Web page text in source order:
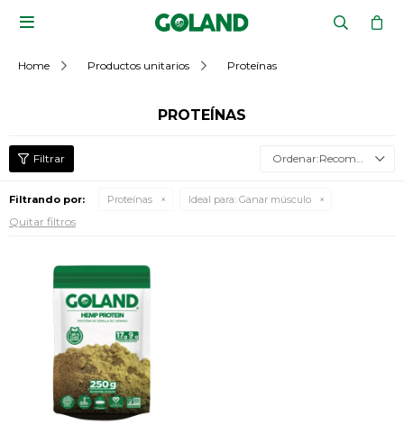

Home Productos unitarios Proteínas
PROTEÍNAS
Recomendados
Filtrando por: Proteínas Ideal para: Ganar músculo
Quitar filtros